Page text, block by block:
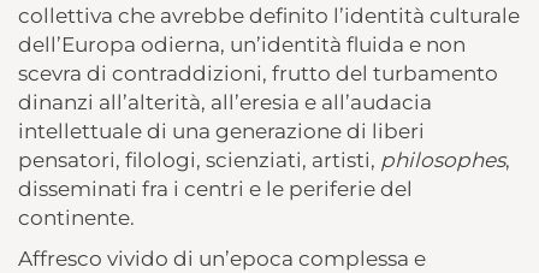
collettiva che avrebbe definito l’identità culturale
dell’Europa odierna, un’identità fluida e non
scevra di contraddizioni, frutto del turbamento
dinanzi all’alterità, all’eresia e all’audacia
intellettuale di una generazione di liberi
pensatori, filologi, scienziati, artisti, philosophes,
disseminati fra i centri e le periferie del
continente.
Affresco vivido di un’epoca complessa e